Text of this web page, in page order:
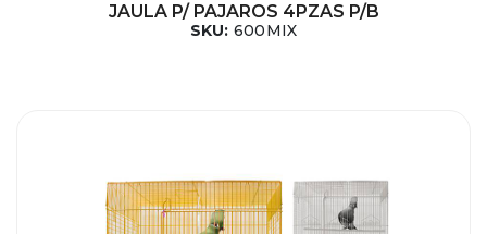
JAULA P/ PAJAROS 4PZAS P/B
SKU: 600MIX